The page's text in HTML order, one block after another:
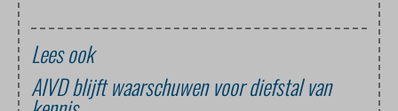
Lees ook
AIVD blijft waarschuwen voor diefstal van